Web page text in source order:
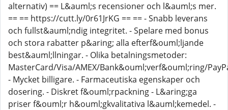
alternativ) == L&auml;s recensioner och l&auml;s mer.
== == https://cutt.ly/0r61JrKG == == - Snabb leverans
och fullst&auml;ndig integritet. - Spelare med bonus
och stora rabatter p&aring; alla efterf&ouml;ljande
best&auml;llningar. - Olika betalningsmetoder:
MasterCard/Visa/AMEX/Bank&ouml;verf&ouml;ring/
- Mycket billigare. - Farmaceutiska egenskaper och
dosering. - Diskret f&ouml;rpackning - L&aring;ga
priser f&ouml;r h&ouml;gkvalitativa l&auml;kemedel. -